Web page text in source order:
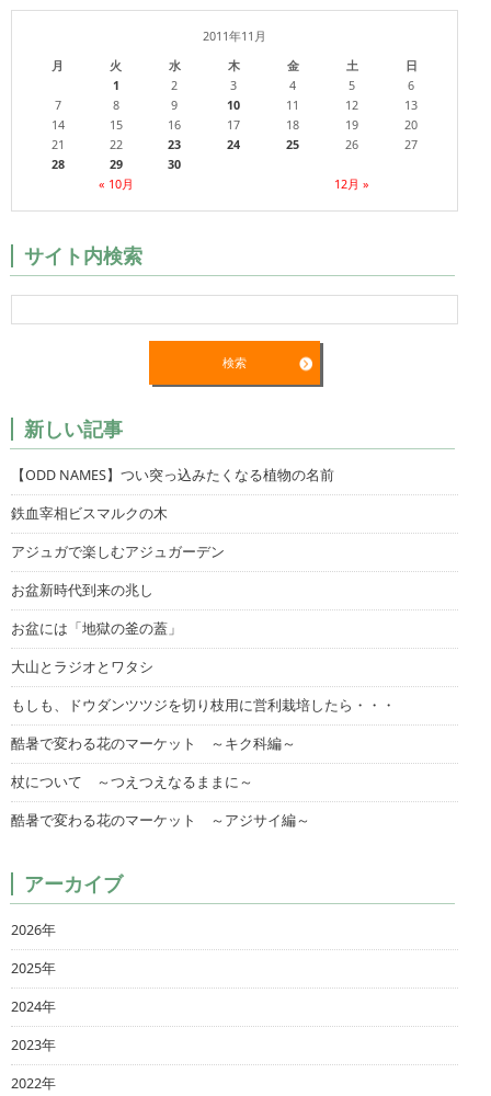
2011年11月
月
火 水 木 金 土 日
« 10月 12月 »
1 2 3 4 5
6
7
8 9 10 11 12
13
14
15 16 17 18 19
20
21
22 23 24 25 26
27
28
29 30
サイト内検索
新しい記事
【ODD NAMES】つい突っ込みたくなる植物の名前
鉄血宰相ビスマルクの木
アジュガで楽しむアジュガーデン
お盆新時代到来の兆し
お盆には「地獄の釜の蓋」
大山とラジオとワタシ
もしも、ドウダンツツジを切り枝用に営利栽培したら・・・
酷暑で変わる花のマーケット ～キク科編～
杖について ～つえつえなるままに～
酷暑で変わる花のマーケット ～アジサイ編～
アーカイブ
2026年
2025年
2024年
2023年
2022年